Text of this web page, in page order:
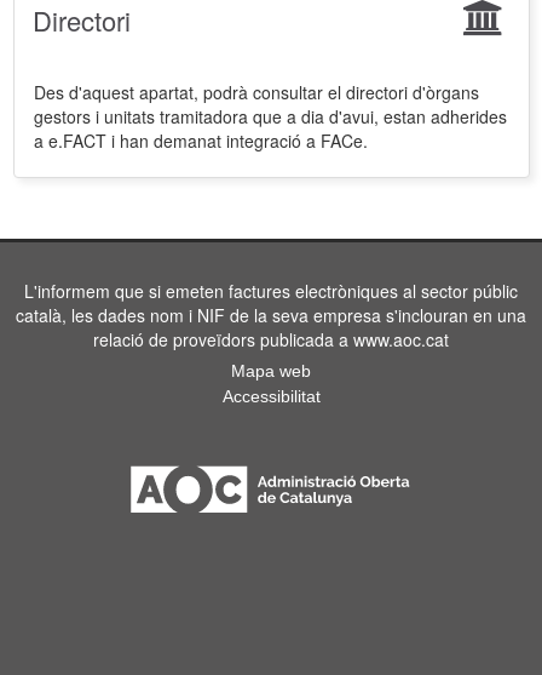
Directori
Des d'aquest apartat, podrà consultar el directori d'òrgans
gestors i unitats tramitadora que a dia d'avui, estan adherides
a e.FACT i han demanat integració a FACe.
L'informem que si emeten factures electròniques al sector públic
català, les dades nom i NIF de la seva empresa s'inclouran en una
relació de proveïdors publicada a www.aoc.cat
Mapa web
Accessibilitat